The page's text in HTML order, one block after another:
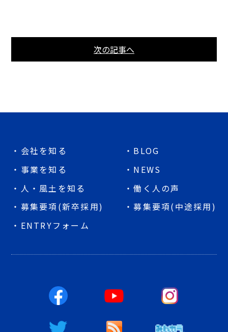
次の記事へ
会社を知る
BLOG
事業を知る
NEWS
人・風土を知る
働く人の声
募集要項(新卒採用)
募集要項(中途採用)
ENTRYフォーム